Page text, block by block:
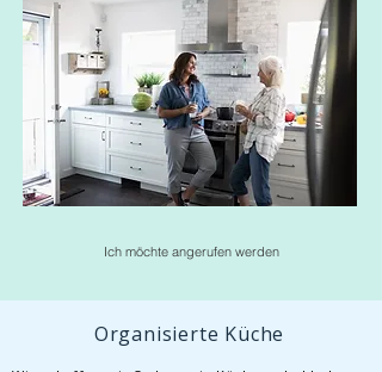
Ich möchte angerufen werden
Organisierte Küche